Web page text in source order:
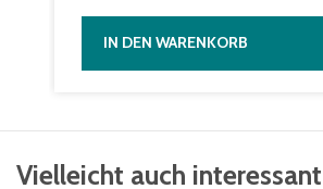
IN DEN WARENKORB
Vielleicht auch interessant